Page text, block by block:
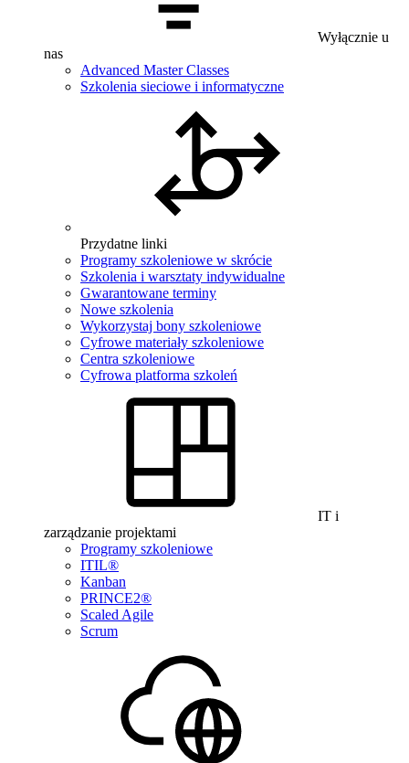
Wyłącznie u
nas
Advanced Master Classes
Szkolenia sieciowe i informatyczne
Przydatne linki
Programy szkoleniowe w skrócie
Szkolenia i warsztaty indywidualne
Gwarantowane terminy
Nowe szkolenia
Wykorzystaj bony szkoleniowe
Cyfrowe materiały szkoleniowe
Centra szkoleniowe
Cyfrowa platforma szkoleń
IT i
zarządzanie projektami
Programy szkoleniowe
ITIL®
Kanban
PRINCE2®
Scaled Agile
Scrum